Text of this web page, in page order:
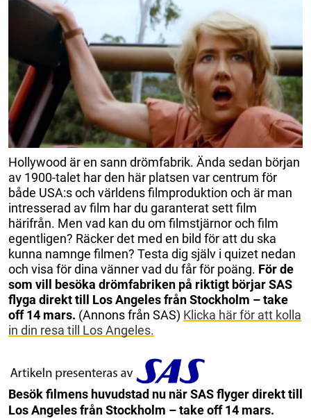
Hollywood är en sann drömfabrik. Ända sedan början
av 1900-talet har den här platsen var centrum för
både USA:s och världens filmproduktion och är man
intresserad av film har du garanterat sett film
härifrån. Men vad kan du om filmstjärnor och film
egentligen? Räcker det med en bild för att du ska
kunna namnge filmen? Testa dig själv i quizet nedan
och visa för dina vänner vad du får för poäng. För de
som vill besöka drömfabriken på riktigt börjar SAS
flyga direkt till Los Angeles från Stockholm – take
off 14 mars. (Annons från SAS) Klicka här för att kolla
in din resa till Los Angeles.
Besök filmens huvudstad nu när SAS flyger direkt till
Los Angeles från Stockholm – take off 14 mars.